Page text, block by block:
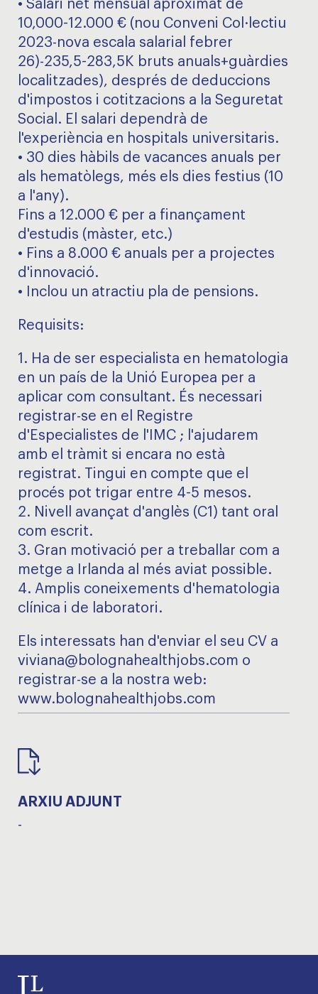
• Salari net mensual aproximat de
10,000-12.000 € (nou Conveni Col·lectiu
2023-nova escala salarial febrer
26)-235,5-283,5K bruts anuals+guàrdies
localitzades), després de deduccions
d'impostos i cotitzacions a la Seguretat
Social. El salari dependrà de
l'experiència en hospitals universitaris.
• 30 dies hàbils de vacances anuals per
als hematòlegs, més els dies festius (10
a l'any).
Fins a 12.000 € per a finançament
d'estudis (màster, etc.)
• Fins a 8.000 € anuals per a projectes
d'innovació.
• Inclou un atractiu pla de pensions.
Requisits:
1. Ha de ser especialista en hematologia
en un país de la Unió Europea per a
aplicar com consultant. És necessari
registrar-se en el Registre
d'Especialistes de l'IMC ; l'ajudarem
amb el tràmit si encara no està
registrat. Tingui en compte que el
procés pot trigar entre 4-5 mesos.
2. Nivell avançat d'anglès (C1) tant oral
com escrit.
3. Gran motivació per a treballar com a
metge a Irlanda al més aviat possible.
4. Amplis coneixements d'hematologia
clínica i de laboratori.
Els interessats han d'enviar el seu CV a
viviana@bolognahealthjobs.com o
registrar-se a la nostra web:
www.bolognahealthjobs.com
ARXIU ADJUNT
-